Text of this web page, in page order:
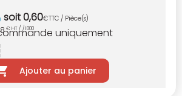
soit0,60€TTC / Pièce(s)
€ HT / /1000 uniquement
Ajouter au panier